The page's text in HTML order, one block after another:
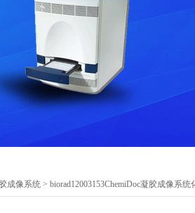
成像系统 > biorad12003153ChemiDoc凝胶成像系